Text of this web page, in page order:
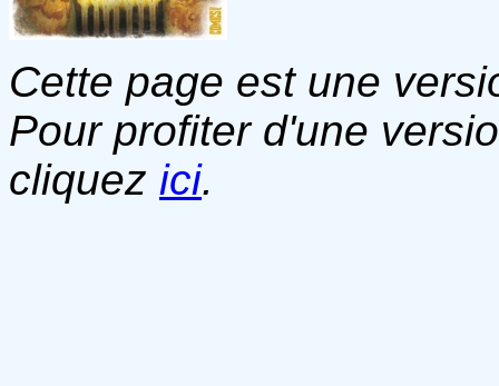
Cette page est une
Pour profiter d'une
cliquez ici.